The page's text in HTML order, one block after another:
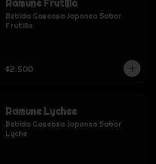
Ramune Frutilla
Bebida Gaseosa Japonea Sabor
Frutilla
$2.500
Ramune Lychee
Bebida Gaseosa Japonea Sabor
Lyche